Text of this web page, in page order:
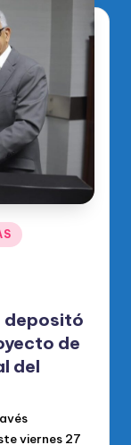
depositó
de
del
viernes 27